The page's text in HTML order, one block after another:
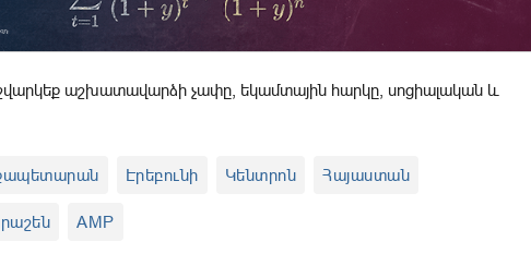
աշխատավարձի չափը, եկամտային հարկը, սոցիալական և
Էրեբունի Կենտրոն Հայաստան
AMP